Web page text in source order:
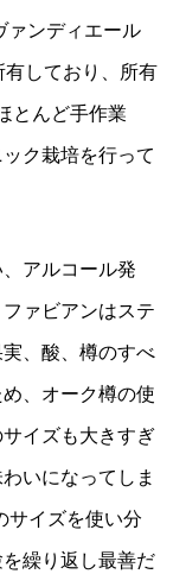
ァンディエール
しており、所有
とんど手作業
ク栽培を行って
アルコール発
ァビアンはステ
、酸、樽のすべ
、オーク樽の使
イズも大きすぎ
いになってしま
サイズを使い分
繰り返し最善だ